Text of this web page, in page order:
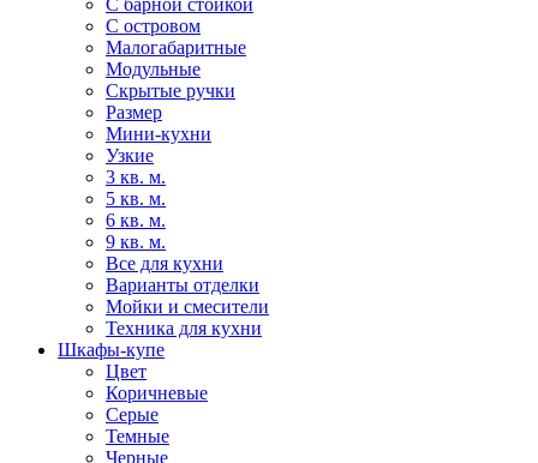
С барной стойкой
С островом
Малогабаритные
Модульные
Скрытые ручки
Размер
Мини-кухни
Узкие
3 кв. м.
5 кв. м.
6 кв. м.
9 кв. м.
Все для кухни
Варианты отделки
Мойки и смесители
Техника для кухни
Шкафы-купе
Цвет
Коричневые
Серые
Темные
Черные